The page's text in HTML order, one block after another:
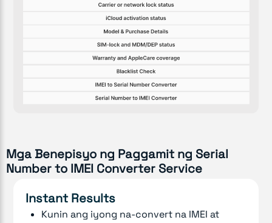
Mga Benepisyo ng Paggamit ng Serial
Number to IMEI Converter Service
Instant Results
Kunin ang iyong na-convert na IMEI at